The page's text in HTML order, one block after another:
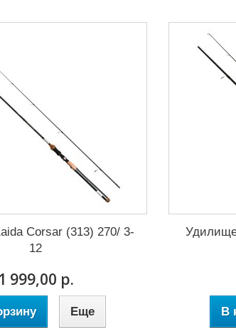
Corsar (313) 270/ 3-
12
1 999,00 р.
Еще В